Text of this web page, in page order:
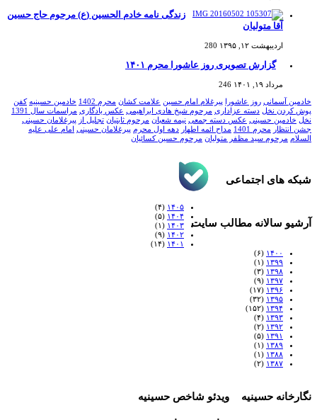
زندگی نامه خادم الحسین (ع) مرحوم حاج حسین
آقا متولیان
اردیبهشت ۱۲, ۱۳۹۵ 280
گزارش تصویری روز عاشورا محرم ۱۴۰۱
مرداد ۱۹, ۱۴۰۱ 246
خادمین آسمانی روز عاشورا پیرغلام امام حسین علامت کشان محرم 1402 خادمین حسینیه کفن
پوش کردن نخل دسته عزاداری مرحوم شیخ هادی ابراهیمی عکس یادگاری مراسمات سال 1391
نخل خادمین حسینی عکس دسته جمعی نیمه شعبان مرحوم ثابتیان تجلیل از پیرغلامان حسینی
جشن انتظار
محرم 1401 مداح ائمه اطهار دهه اول محرم پیرغلامان حسینی
امام علی علیه
السلام مرحوم سید مظفر متولیان مرحوم حسین کسائیان
شبکه های اجتماعی
آرشیو سالانه مطالب سایت
۱۴۰۵ (۴)
۱۴۰۴ (۵)
۱۴۰۳ (۱)
۱۴۰۲ (۹)
۱۴۰۱ (۱۴)
۱۴۰۰ (۶)
۱۳۹۹ (۱)
۱۳۹۸ (۳)
۱۳۹۷ (۹)
۱۳۹۶ (۱۷)
۱۳۹۵ (۳۲)
۱۳۹۴ (۱۵۲)
۱۳۹۳ (۴)
۱۳۹۲ (۲)
۱۳۹۱ (۵)
۱۳۸۹ (۱)
۱۳۸۸ (۱)
۱۳۸۷ (۲)
نگارخانه حسینیه ویدئو شاخص حسینیه